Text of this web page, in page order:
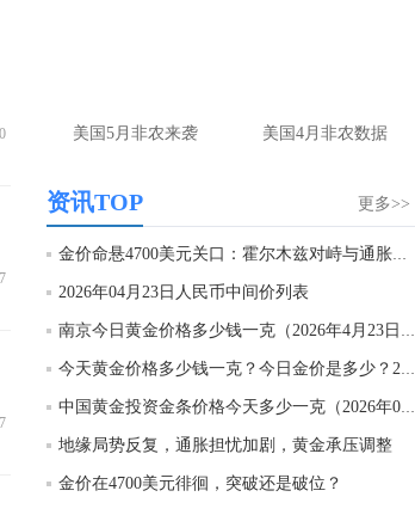
徐文婷：
时指导， 关注老师财经号主页：
http://mp.cnfol.com/user/58676
匿名网友-中金在线手机网： 止损多少 老师
徐文婷：7美金
度。70一50？。
徐文婷：带上止损博弈，实时指导， 关注老
师财经号主页：http://mp.cnfol.com/user/58676
美国5月非农来袭 美国4月非农数据
更多>>
资讯TOP
金价命悬4700美元关口：霍尔木兹对峙与通胀重压...
2026年04月23日人民币中间价列表
南京今日黄金价格多少钱一克（2026年4月23日）
今天黄金价格多少钱一克？今日金价是多少？2026...
中国黄金投资金条价格今天多少一克（2026年04月...
地缘局势反复，通胀担忧加剧，黄金承压调整
金价在4700美元徘徊，突破还是破位？